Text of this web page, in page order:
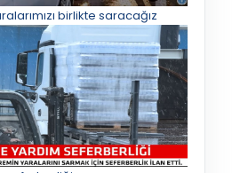
birlikte saracağız